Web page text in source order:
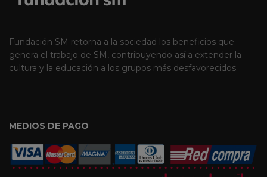
Fundación SM retorna a la sociedad los beneficios que
genera el trabajo de SM, contribuyendo así a extender la
cultura y la educación a los grupos más desfavorecidos.
MEDIOS DE PAGO